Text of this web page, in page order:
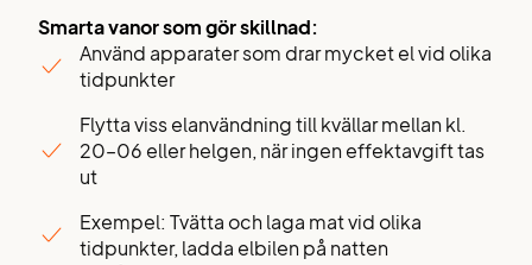
Smarta vanor som gör skillnad:
Använd apparater som drar mycket el vid olika
tidpunkter
Flytta viss elanvändning till kvällar mellan kl.
20–06 eller helgen, när ingen effektavgift tas
ut
Exempel: Tvätta och laga mat vid olika
tidpunkter, ladda elbilen på natten